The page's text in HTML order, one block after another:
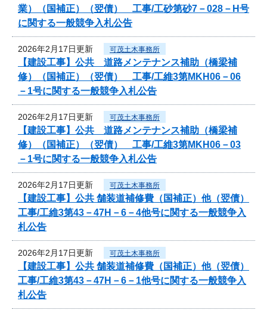
業）（国補正）（翌債） 工事/工砂第砂7－028－H号
に関する一般競争入札公告
2026年2月17日更新 可茂土木事務所
【建設工事】公共 道路メンテナンス補助（橋梁補
修）（国補正）（翌債） 工事/工維3第MKH06－06
－1号に関する一般競争入札公告
2026年2月17日更新 可茂土木事務所
【建設工事】公共 道路メンテナンス補助（橋梁補
修）（国補正）（翌債） 工事/工維3第MKH06－03
－1号に関する一般競争入札公告
2026年2月17日更新 可茂土木事務所
【建設工事】公共 舗装道補修費（国補正）他（翌債）
工事/工維3第43－47H－6－4他号に関する一般競争入
札公告
2026年2月17日更新 可茂土木事務所
【建設工事】公共 舗装道補修費（国補正）他（翌債）
工事/工維3第43－47H－6－1他号に関する一般競争入
札公告